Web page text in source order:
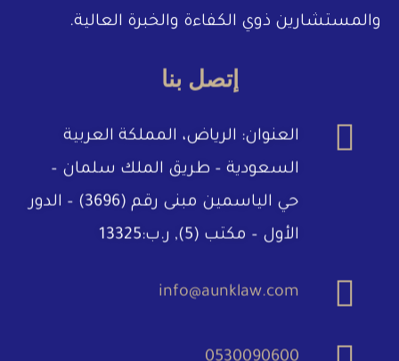
والمستشارين ذوي الكفاءة والخبرة العالية.
إتصل بنا
العنوان: الرياض، المملكة العربية
السعودية – طريق الملك سلمان –
حي الياسمين مبنى رقم (3696) – الدور
الأول – مكتب (5), ر.ب:13325
info@aunklaw.com
0530090600